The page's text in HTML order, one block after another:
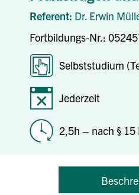
Referent: Dr. Erwin
Fortbildungs-Nr.:
Selbststudium
Jederzeit
2,5h – nach § 15